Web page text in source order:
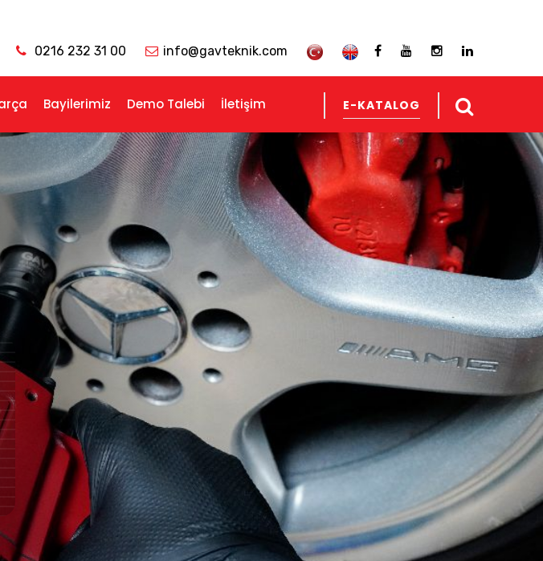
0216 232 31 00 info@gavteknik.com
Bayilerimiz Demo Talebi İletişim E-KATALOG